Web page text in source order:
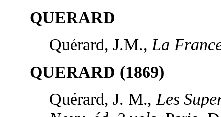
QUERARD
Quérard, J.M., La
QUERARD (1869)
Quérard, J. M., Les